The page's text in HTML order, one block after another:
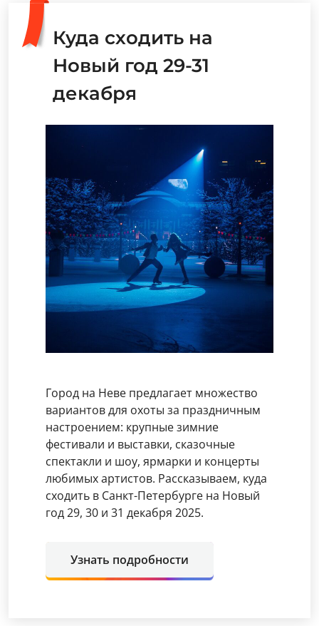
Куда сходить на
Новый год 29-31
декабря
Город на Неве предлагает множество
вариантов для охоты за праздничным
настроением: крупные зимние
фестивали и выставки, сказочные
спектакли и шоу, ярмарки и концерты
любимых артистов. Рассказываем, куда
сходить в Санкт-Петербурге на Новый
год 29, 30 и 31 декабря 2025.
Узнать подробности